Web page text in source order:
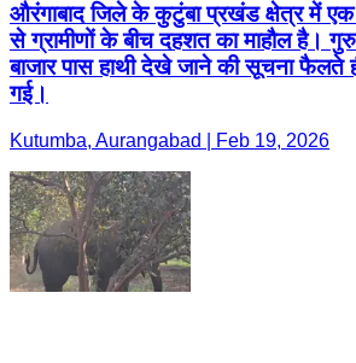
औरंगाबाद जिले के कुटुंबा प्रखंड क्षेत्र में
से ग्रामीणों के बीच दहशत का माहौल है।
बाजार पास हाथी देखे जाने की सूचना फैलते
गई।
Kutumba, Aurangabad | Feb 19, 2026